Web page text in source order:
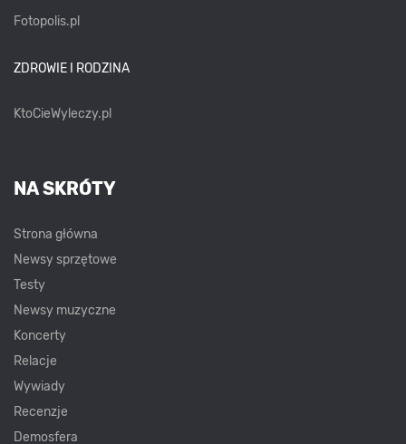
Fotopolis.pl
ZDROWIE I RODZINA
KtoCieWyleczy.pl
NA SKRÓTY
Strona główna
Newsy sprzętowe
Testy
Newsy muzyczne
Koncerty
Relacje
Wywiady
Recenzje
Demosfera